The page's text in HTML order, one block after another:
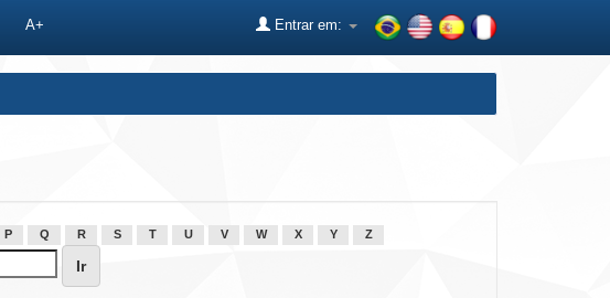
A+ Entrar em:
P Q R S T U V W X Y Z